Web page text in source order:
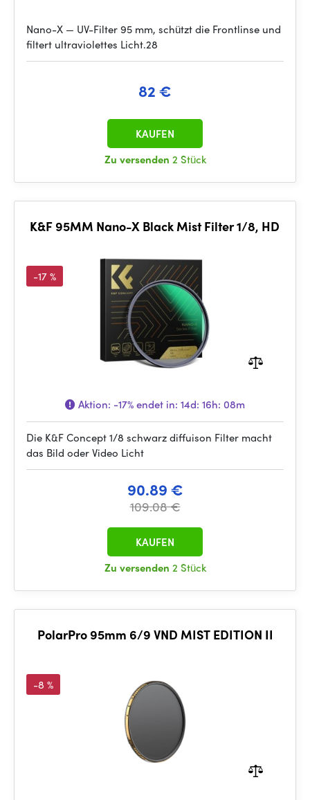
Nano-X — UV-Filter 95 mm, schützt die Frontlinse und
filtert ultraviolettes Licht.28
82 €
Zu versenden 2 Stück
KAUFEN
K&F 95MM Nano-X Black Mist Filter 1/8, HD
-17 %
Aktion: -17%endet in: 14d: 16h: 08m
Die K&F Concept 1/8 schwarz diffuison Filter macht
das Bild oder Video Licht
90.89 €
109.08 €
Zu versenden 2 Stück
KAUFEN
PolarPro 95mm 6/9 VND MIST EDITION II
-8 %